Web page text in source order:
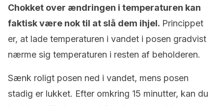
Chokket over ændringen i temperaturen kan
faktisk være nok til at slå dem ihjel. Princippet
er, at lade temperaturen i vandet i posen gradvist
nærme sig temperaturen i resten af beholderen.
Sænk roligt posen ned i vandet, mens posen
stadig er lukket. Efter omkring 15 minutter, kan du